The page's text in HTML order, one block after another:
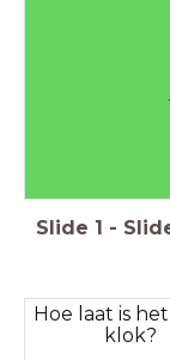
Slide 1 -
Hoe laat is
klok?